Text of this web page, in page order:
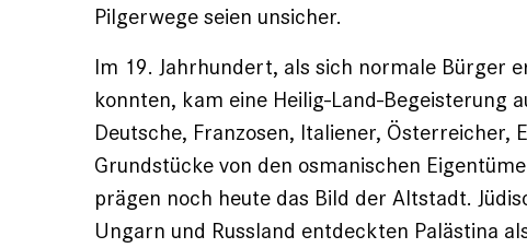
Pilgerwege seien unsicher.
Im 19. Jahrhundert, als sich normale Bürger
konnten, kam eine Heilig-Land-Begeisterung
Deutsche, Franzosen, Italiener, Österreicher,
Grundstücke von den osmanischen
prägen noch heute das Bild der Altstadt.
Ungarn und Russland entdeckten Palästina